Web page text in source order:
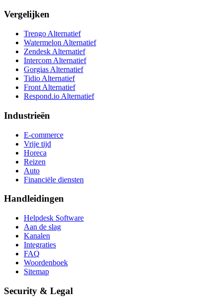
Vergelijken
Trengo Alternatief
Watermelon Alternatief
Zendesk Alternatief
Intercom Alternatief
Gorgias Alternatief
Tidio Alternatief
Front Alternatief
Respond.io Alternatief
Industrieën
E-commerce
Vrije tijd
Horeca
Reizen
Auto
Financiële diensten
Handleidingen
Helpdesk Software
Aan de slag
Kanalen
Integraties
FAQ
Woordenboek
Sitemap
Security & Legal